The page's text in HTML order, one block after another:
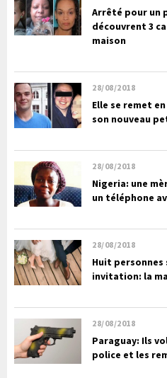
Arrêté pour un
découvrent 3
maison
28/08/2018
Elle se remet
son nouveau
28/08/2018
Nigeria: une
un téléphone
28/08/2018
Huit
invitation: la
28/08/2018
Paraguay: Ils
police et les